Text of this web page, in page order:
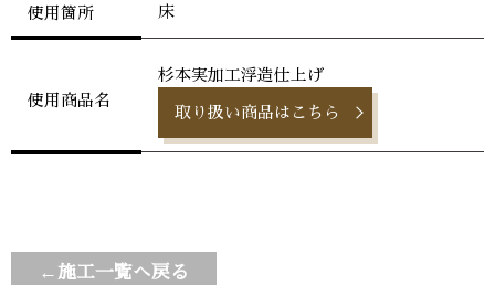
使用箇所 床
使用商品名
杉本実加工浮造仕上げ
取り扱い商品はこちら
←施工一覧へ戻る